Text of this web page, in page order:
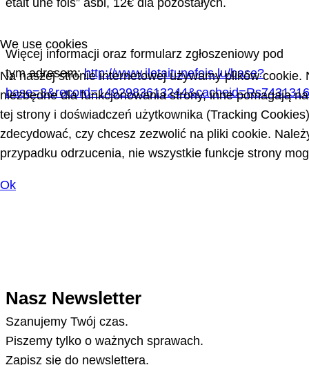
Więcej informacji oraz formularz zgłoszeniowy pod
tym adresem:http://www.iletaitunefois.lu/base?
Nasz Newsletter
Szanujemy Twój czas.
Piszemy tylko o ważnych sprawach.
Zapisz się do newslettera.
We use cookies
Na naszej stronie internetowej używamy plików cookie.
niezbędne dla funkcjonowania strony, inne pomagają
tej strony i doświadczeń użytkownika (Tracking
zdecydować, czy chcesz zezwolić na pliki cookie.
przypadku odrzucenia, nie wszystkie funkcje strony
Ok